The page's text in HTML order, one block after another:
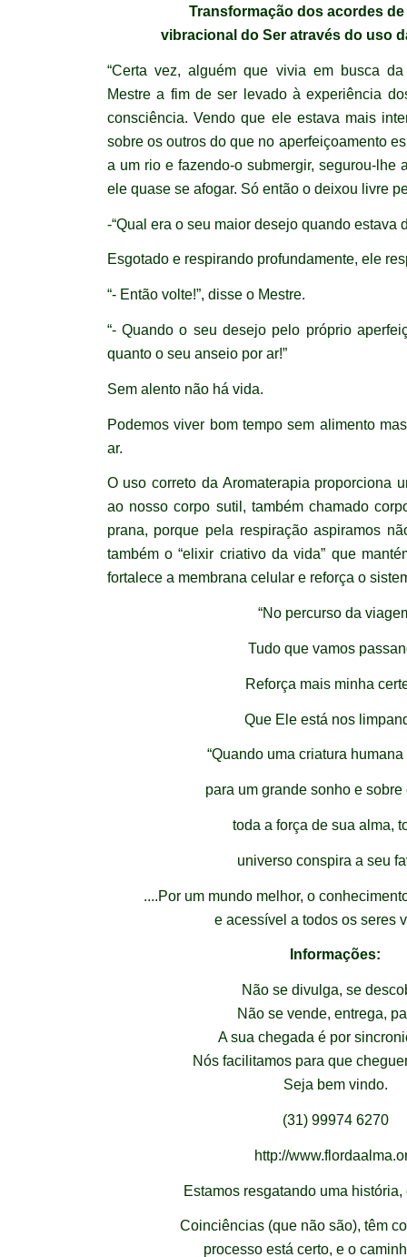
Transformação dos acordes
vibracional do Ser através do uso
“Certa vez, alguém que vivia em busca
Mestre a fim de ser levado à experiência
consciência. Vendo que ele estava mais
sobre os outros do que no aperfeiçoamento
a um rio e fazendo-o submergir, segurou-lhe
ele quase se afogar. Só então o deixou livre
-“Qual era o seu maior desejo quando estava
Esgotado e respirando profundamente, ele
“- Então volte!”, disse o Mestre.
“- Quando o seu desejo pelo próprio
quanto o seu anseio por ar!”
Sem alento não há vida.
Podemos viver bom tempo sem alimento
ar.
O uso correto da Aromaterapia proporciona
ao nosso corpo sutil, também chamado
prana, porque pela respiração aspiramos
também o “elixir criativo da vida” que
fortalece a membrana celular e reforça o
“No percurso da
Tudo que vamos
Reforça mais minha
Que Ele está nos
“Quando uma criatura
para um grande sonho e
toda a força de sua alma,
universo conspira a seu
....Por um mundo melhor, o
e acessível a todos os seres
Informações:
Não se divulga, se
Não se vende, entrega,
A sua chegada é por
Nós facilitamos para que
Seja bem vindo.
(31) 99974 6270
http://
Estamos resgatando uma história,
Coinciências (que não são), têm
processo está certo, e o